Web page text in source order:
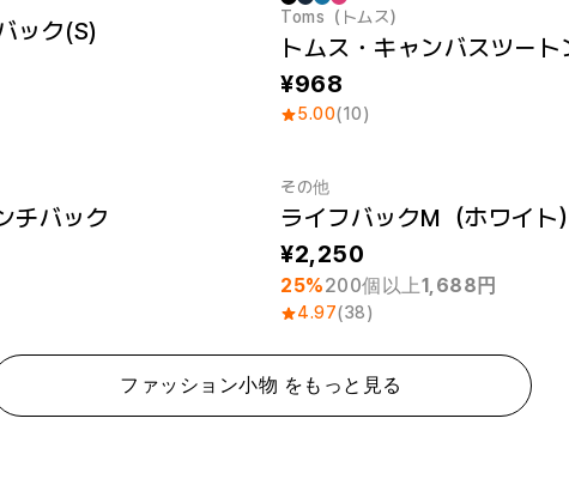
ック(S)
Toms（トムス）
968
5.00(10)
チバック
最小注文数量 1個
その他
ライフバックM（ホワイト）
2,250
25%200個以上1,688円
4.97(38)
ファッション小物 をもっと見る